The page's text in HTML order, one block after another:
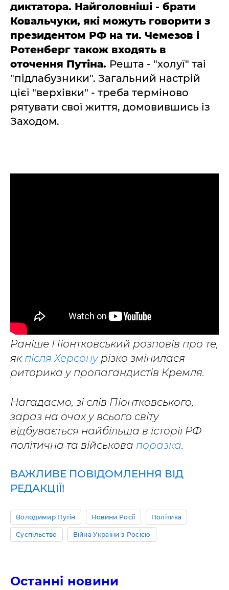
диктатора. Найголовніші - брати
Ковальчуки, які можуть говорити з
президентом РФ на ти. Чемезов і
Ротенберг також входять в
оточення Путіна. Решта - "холуї" таі
"підлабузники". Загальний настрій
цієї "верхівки" - треба терміново
рятувати свої життя, домовившись із
Заходом.
Раніше Піонтковський розповів про те,
як після Херсону різко змінилася
риторика у пропагандистів Кремля.
Нагадаємо, зі слів Піонтковського,
зараз на очах у всього світу
відбувається найбільша в історії РФ
політична та військова поразка.
ВАЖЛИВЕ ПОВІДОМЛЕННЯ ВІД
РЕДАКЦІЇ!
Володимир Путін Новини Росії Політика
Суспільство Війна України з Росією
Останні новини